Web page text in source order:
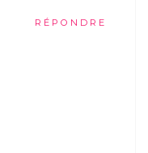
RÉPONDRE